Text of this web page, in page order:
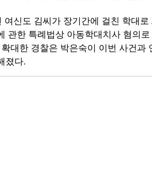
여신도 김씨가 장기간에 걸친 학대
관한 특례법상 아동학대치사 혐의
대한 경찰은 박은숙이 이번 사건과
졌다.